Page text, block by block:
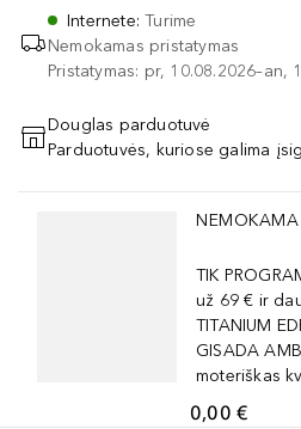
Internete:Turime
Nemokamas pristatymas
Pristatymas: pr, 10.08.2026–an,
PRIDĖTI Į
Douglas parduotuvė
Parduotuvės, kuriose galima
Praleisti slankiklį
TIK
už 69 € ir
TITANIUM
GISADA
moteriškas
0,00 €